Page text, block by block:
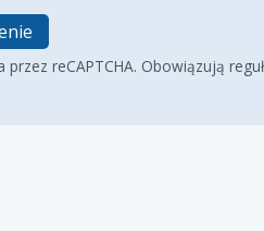
reCAPTCHA. Obowiązują